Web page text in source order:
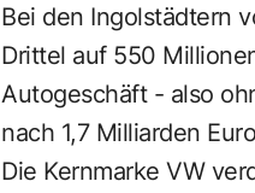
Bei den Ingolstädtern
Drittel auf 550
Autogeschäft - also
nach 1,7 Milliarden
Die Kernmarke VW